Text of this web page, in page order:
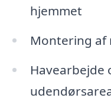
hjemmet
Montering af
Havearbejde